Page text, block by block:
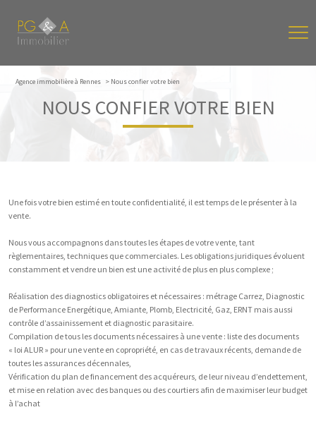
Agence immobilière à Rennes Nous confier votre bien
NOUS CONFIER VOTRE BIEN
Une fois votre bien estimé en toute confidentialité, il est temps de le présenter à la
vente.
Nous vous accompagnons dans toutes les étapes de votre vente, tant
règlementaires, techniques que commerciales. Les obligations juridiques évoluent
constamment et vendre un bien est une activité de plus en plus complexe ;
Réalisation des diagnostics obligatoires et nécessaires : métrage Carrez, Diagnostic
de Performance Energétique, Amiante, Plomb, Electricité, Gaz, ERNT mais aussi
contrôle d’assainissement et diagnostic parasitaire.
Compilation de tous les documents nécessaires à une vente : liste des documents
« loi ALUR » pour une vente en copropriété, en cas de travaux récents, demande de
toutes les assurances décennales,
Vérification du plan de financement des acquéreurs, de leur niveau d’endettement,
et mise en relation avec des banques ou des courtiers afin de maximiser leur budget
à l’achat